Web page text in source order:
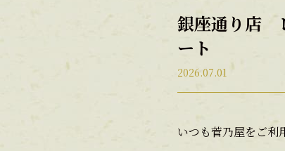
銀座通り店
ート
2026.07.01
いつも菅乃屋をご利